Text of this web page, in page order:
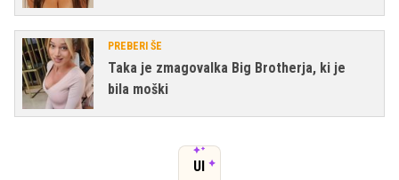
PREBERI ŠE
Taka je zmagovalka Big Brotherja, ki je
bila moški
UI